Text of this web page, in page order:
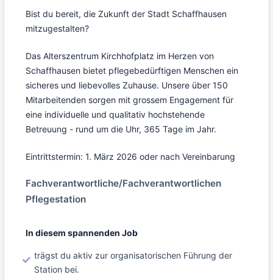
Bist du bereit, die Zukunft der Stadt Schaffhausen
mitzugestalten?
Das Alterszentrum Kirchhofplatz im Herzen von
Schaffhausen bietet pflegebedürftigen Menschen ein
sicheres und liebevolles Zuhause. Unsere über 150
Mitarbeitenden sorgen mit grossem Engagement für
eine individuelle und qualitativ hochstehende
Betreuung - rund um die Uhr, 365 Tage im Jahr.
Eintrittstermin: 1. März 2026 oder nach Vereinbarung
Fachverantwortliche/Fachverantwortlichen
Pflegestation
In diesem spannenden Job
trägst du aktiv zur organisatorischen Führung der
Station bei.